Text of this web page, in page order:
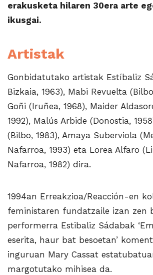
erakusketa hilaren 30era arte
ikusgai.
Artistak
Gonbidatutako artistak Estíbaliz
Bizkaia, 1963), Mabi Revuelta
Goñi (Iruñea, 1968), Maider
1992), Malús Arbide (Donostia,
(Bilbo, 1983), Amaya Suberviola
Nafarroa, 1993) eta Lorea Alfaro
Nafarroa, 1982) dira.
1994an Erreakzioa/Reacción-en
feministaren fundatzaile izan zen
performerra Estibaliz Sádabak
eserita, haur bat besoetan’
inguruan Mary Cassat
margotutako mihisea da.